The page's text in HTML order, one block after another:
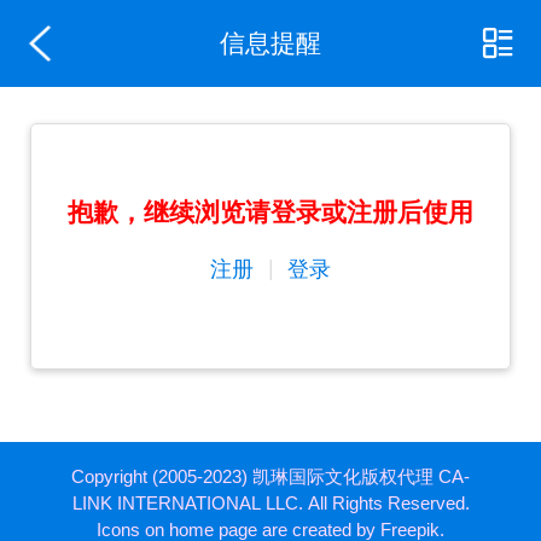
信息提醒
抱歉，继续浏览请登录或注册后使用
注册 登录
Copyright (2005-2023) 凯琳国际文化版权代理 CA-
LINK INTERNATIONAL LLC. All Rights Reserved.
Icons on home page are created by Freepik.